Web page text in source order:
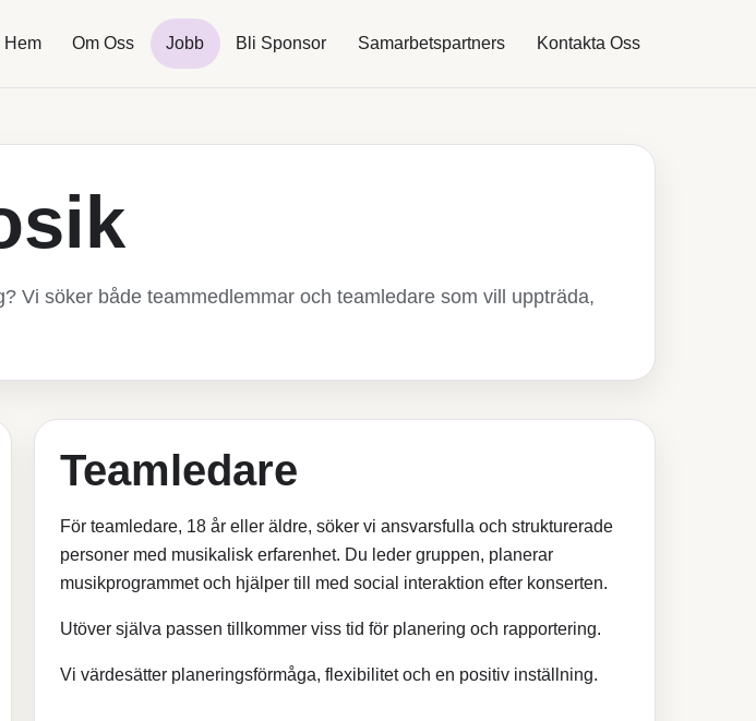
Hem Om Oss Jobb Bli Sponsor Samarbetspartners Kontakta Oss
Vi söker både teammedlemmar och teamledare som vill uppträda,
Teamledare
För teamledare, 18 år eller äldre, söker vi ansvarsfulla och strukturerade
personer med musikalisk erfarenhet. Du leder gruppen, planerar
musikprogrammet och hjälper till med social interaktion efter konserten.
Utöver själva passen tillkommer viss tid för planering och rapportering.
Vi värdesätter planeringsförmåga, flexibilitet och en positiv inställning.